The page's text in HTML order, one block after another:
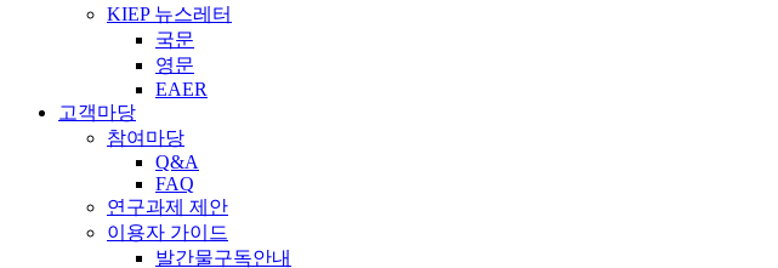
KIEP 뉴스레터
국문
영문
EAER
고객마당
참여마당
Q&A
FAQ
연구과제 제안
이용자 가이드
발간물구독안내